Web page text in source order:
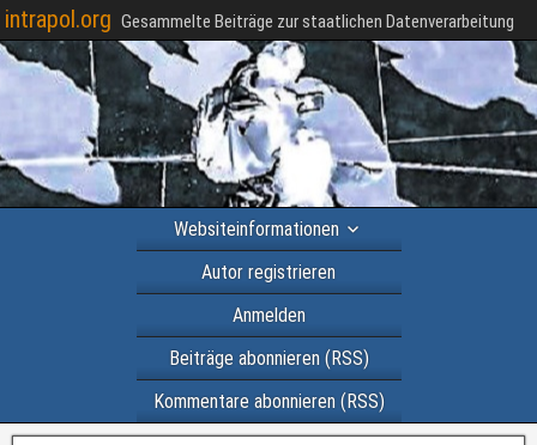
intrapol.org Gesammelte Beiträge zur staatlichen Datenverarbeitung
Websiteinformationen
Autor registrieren
Anmelden
Beiträge abonnieren (RSS)
Kommentare abonnieren (RSS)